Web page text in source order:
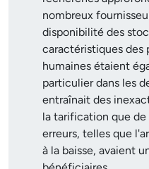
nombreux
disponibilité des
caractéristiques des
humaines étaient
particulier dans les
entraînait des
la tarification que
erreurs, telles que
à la baisse, avaient